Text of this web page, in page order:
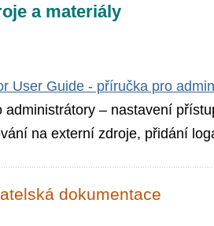
a materiály
User Guide - příručka pro
administrátory – nastavení
na externí zdroje, přidání
dokumentace